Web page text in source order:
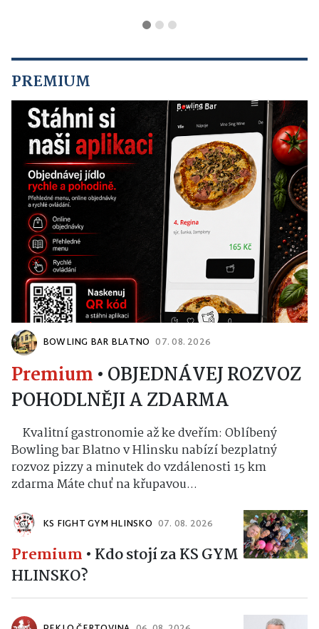
PREMIUM
BOWLING BAR BLATNO 07. 08. 2026
Premium • OBJEDNÁVEJ ROZVOZ
POHODLNĚJI A ZDARMA
Kvalitní gastronomie až ke dveřím: Oblíbený
Bowling bar Blatno v Hlinsku nabízí bezplatný
rozvoz pizzy a minutek do vzdálenosti 15 km
zdarma Máte chuť na křupavou...
KS FIGHT GYM HLINSKO 07. 08. 2026
Premium • Kdo stojí za KS GYM
HLINSKO?